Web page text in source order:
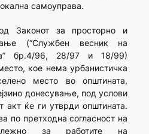
самоуправа.
Законот за просторно и
(“Службен весник на
бр.4/96, 28/97 и 18/99)
кое нема урбанистичка
место во општината,
донесување, под услови
ќе ги утврди општината.
по претходна согласност на
за работите на